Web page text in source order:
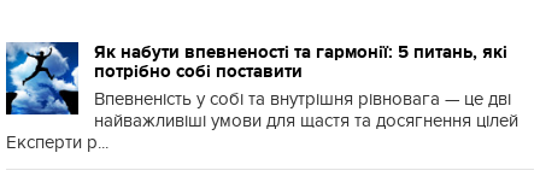
Як набути впевненості та гармонії: 5 питань, які
потрібно собі поставити
Впевненість у собі та внутрішня рівновага — це дві
найважливіші умови для щастя та досягнення цілей
Експерти р...